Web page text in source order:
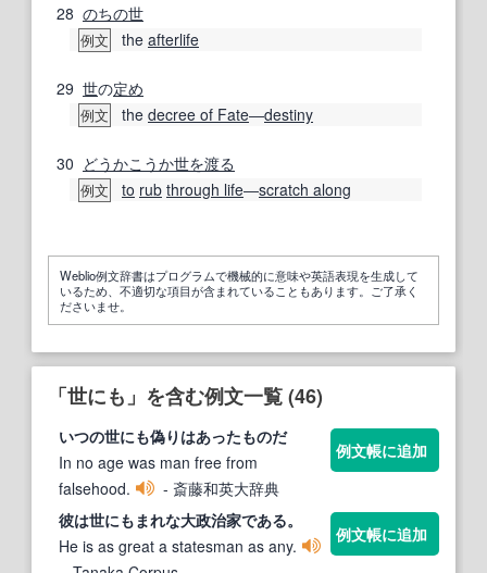
28 のちの世
例文 the afterlife
29 世の定め
例文 the decree of Fate―destiny
30 どうかこうか世を渡る
例文 to rub through life―scratch along
Weblio例文辞書はプログラムで機械的に意味や英語表現を生成して
いるため、不適切な項目が含まれていることもあります。ご了承く
ださいませ。
「世にも」を含む例文一覧 (46)
いつの世にも偽りはあったものだ
In no age was man free from
falsehood.
- 斎藤和英大辞典
例文帳に追加
彼は世にも まれな大政治家である。
He is as great a statesman as any.
例文帳に追加